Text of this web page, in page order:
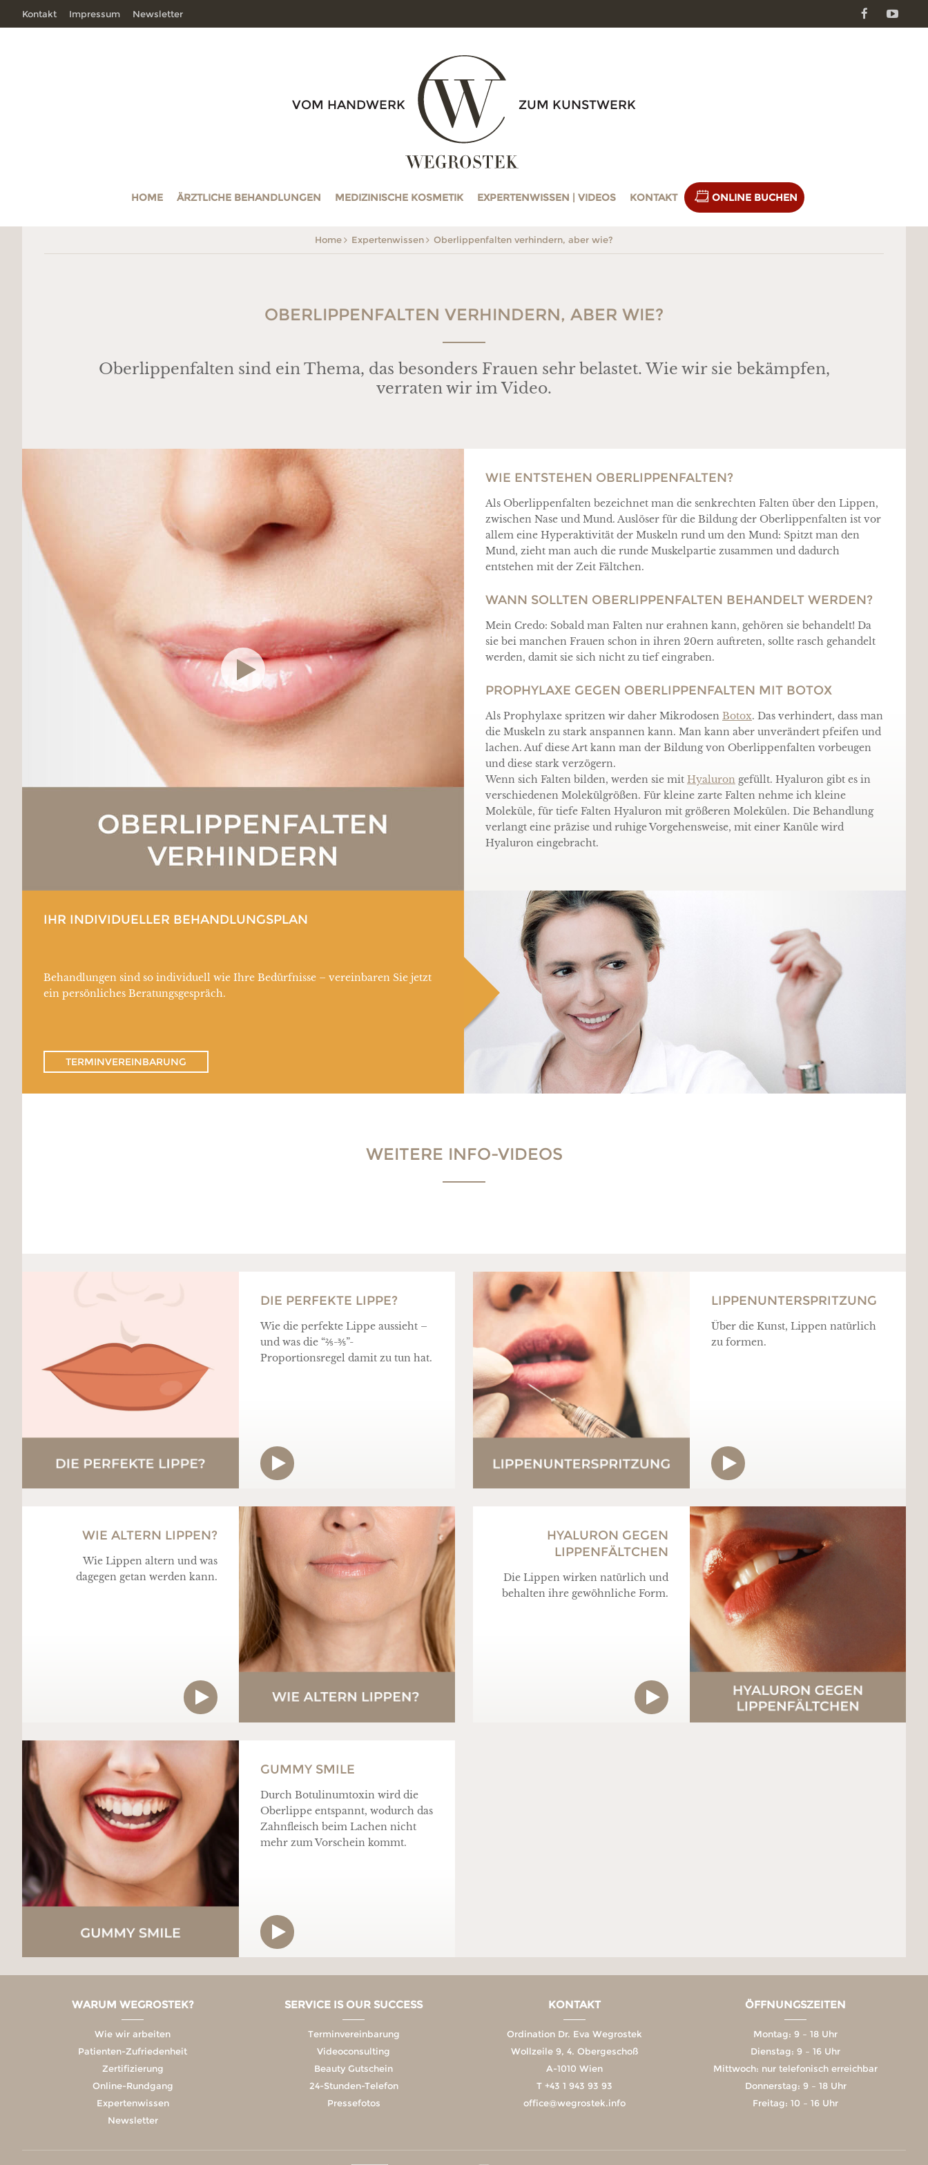
VOM HANDWERK
WEGROSTEK
ZUM KUNSTWERK
HOME ÄRZTLICHE BEHANDLUNGEN MEDIZINISCHE KOSMETIK EXPERTENWISSEN | VIDEOS KONTAKT ONLINE BUCHEN
Kontakt Impressum
Newsletter
Home Expertenwissen Oberlippenfalten verhindern, aber wie?
OBERLIPPENFALTEN VERHINDERN, ABER WIE?
Oberlippenfalten sind ein Thema, das besonders Frauen sehr belastet. Wie wir sie bekämpfen,
verraten wir im Video.
WIE ENTSTEHEN OBERLIPPENFALTEN?
Als Oberlippenfalten bezeichnet man die senkrechten Falten über den Lippen,
zwischen Nase und Mund. Auslöser für die Bildung der Oberlippenfalten ist vor
allem eine Hyperaktivität der Muskeln rund um den Mund: Spitzt man den
Mund, zieht man auch die runde Muskelpartie zusammen und dadurch
entstehen mit der Zeit Fältchen.
WANN SOLLTEN OBERLIPPENFALTEN BEHANDELT WERDEN?
Mein Credo: Sobald man Falten nur erahnen kann, gehören sie behandelt! Da
sie bei manchen Frauen schon in ihren 20ern auftreten, sollte rasch gehandelt
werden, damit sie sich nicht zu tief eingraben.
PROPHYLAXE GEGEN OBERLIPPENFALTEN MIT BOTOX
Als Prophylaxe spritzen wir daher Mikrodosen Botox. Das verhindert, dass man
die Muskeln zu stark anspannen kann. Man kann aber unverändert pfeifen und
lachen. Auf diese Art kann man der Bildung von Oberlippenfalten vorbeugen
und diese stark verzögern.
Wenn sich Falten bilden, werden sie mit Hyaluron gefüllt. Hyaluron gibt es in
verschiedenen Molekülgrößen. Für kleine zarte Falten nehme ich kleine
Moleküle, für tiefe Falten Hyaluron mit größeren Molekülen. Die Behandlung
verlangt eine präzise und ruhige Vorgehensweise, mit einer Kanüle wird
Hyaluron eingebracht.
IHR INDIVIDUELLER BEHANDLUNGSPLAN
Behandlungen sind so individuell wie Ihre Bedürfnisse – vereinbaren Sie jetzt
ein persönliches Beratungsgespräch.
TERMINVEREINBARUNG
WEITERE INFO-VIDEOS
DIE PERFEKTE LIPPE?
Wie die perfekte Lippe aussieht –
und was die “⅖-⅗”-
Proportionsregel damit zu tun hat.
LIPPENUNTERSPRITZUNG
Über die Kunst, Lippen natürlich
zu formen.
WIE ALTERN LIPPEN?
Wie Lippen altern und was
dagegen getan werden kann.
HYALURON GEGEN
LIPPENFÄLTCHEN
Die Lippen wirken natürlich und
behalten ihre gewöhnliche Form.
GUMMY SMILE
Durch Botulinumtoxin wird die
Oberlippe entspannt, wodurch das
Zahnfleisch beim Lachen nicht
mehr zum Vorschein kommt.
WARUM WEGROSTEK?
Wie wir arbeiten
Patienten-Zufriedenheit
Zertifizierung
Online-Rundgang
Expertenwissen
Newsletter
SERVICE IS OUR SUCCESS
Terminvereinbarung
Videoconsulting
Beauty Gutschein
24-Stunden-Telefon
Pressefotos
KONTAKT
Ordination Dr. Eva Wegrostek
Wollzeile 9, 4. Obergeschoß
A-1010 Wien
T +43 1 943 93 93
office@wegrostek.info
ÖFFNUNGSZEITEN
Montag: 9 – 18 Uhr
Dienstag: 9 – 16 Uhr
Mittwoch: nur telefonisch erreichbar
Donnerstag: 9 – 18 Uhr
Freitag: 10 – 16 Uhr